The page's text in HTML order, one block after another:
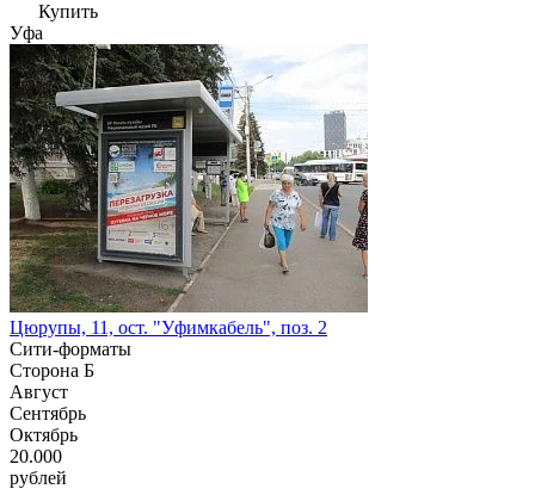
Купить
Уфа
Цюрупы, 11, ост. "Уфимкабель", поз. 2
Сити-форматы
Сторона Б
Август
Сентябрь
Октябрь
20.000
рублей